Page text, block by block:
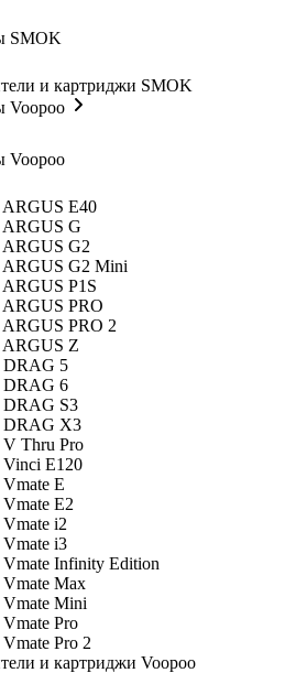
SMOK
и картриджи SMOK
Voopoo
Voopoo
ARGUS E40
ARGUS G
ARGUS G2
ARGUS G2 Mini
P1S
ARGUS PRO
ARGUS PRO 2
ARGUS Z
DRAG 5
DRAG 6
DRAG S3
DRAG X3
V Thru Pro
Vinci E120
E
E2
i2
i3
Vmate Infinity Edition
Max
Vmate Mini
Pro
Pro 2
и картриджи Voopoo